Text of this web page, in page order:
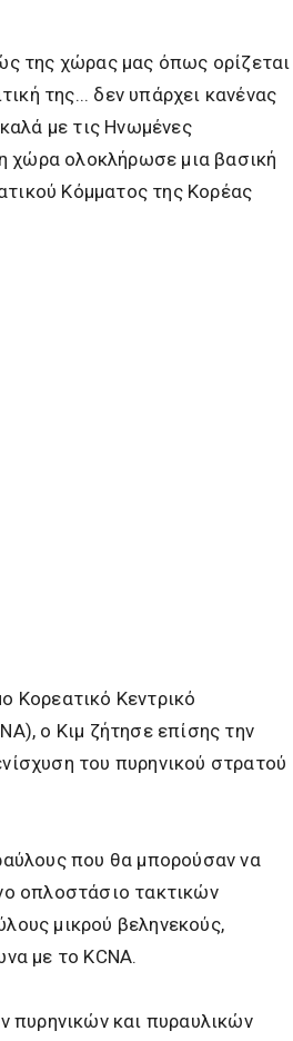
της χώρας μας όπως ορίζεται
της... δεν υπάρχει κανένας
με τις Ηνωμένες
χώρα ολοκλήρωσε μια βασική
Κόμματος της Κορέας
Κορεατικό Κεντρικό
ο Κιμ ζήτησε επίσης την
του πυρηνικού στρατού
που θα μπορούσαν να
οπλοστάσιο τακτικών
μικρού βεληνεκούς,
με το KCNA.
πυρηνικών και πυραυλικών